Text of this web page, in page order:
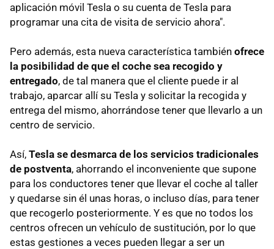
aplicación móvil Tesla o su cuenta de Tesla para
programar una cita de visita de servicio ahora".
Pero además, esta nueva característica también ofrece
la posibilidad de que el coche sea recogido y
entregado, de tal manera que el cliente puede ir al
trabajo, aparcar allí su Tesla y solicitar la recogida y
entrega del mismo, ahorrándose tener que llevarlo a un
centro de servicio.
Así, Tesla se desmarca de los servicios tradicionales
de postventa, ahorrando el inconveniente que supone
para los conductores tener que llevar el coche al taller
y quedarse sin él unas horas, o incluso días, para tener
que recogerlo posteriormente. Y es que no todos los
centros ofrecen un vehículo de sustitución, por lo que
estas gestiones a veces pueden llegar a ser un